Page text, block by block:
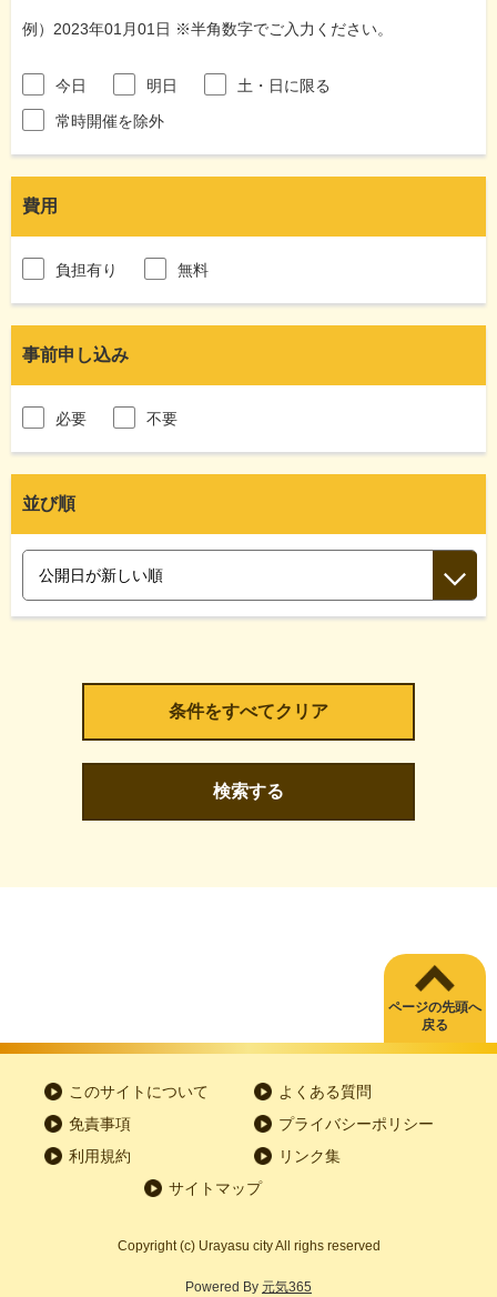
例）2023年01月01日 ※半角数字でご入力ください。
今日 明日
土・日に限る
常時開催を除外
費用
負担有り 無料
事前申し込み
必要 不要
並び順
検索する
ページの先頭へ
戻る
このサイトについて
よくある質問
免責事項
プライバシーポリシー
利用規約
リンク集
サイトマップ
Copyright (c) Urayasu city All righs reserved
Powered By 元気365